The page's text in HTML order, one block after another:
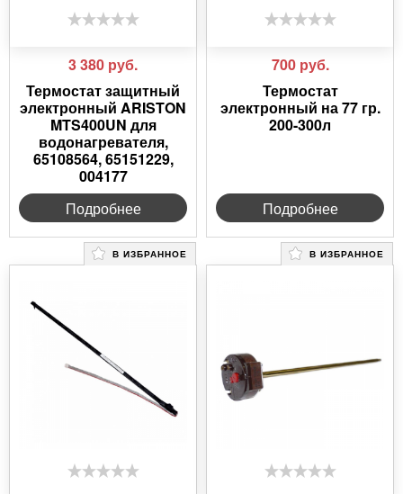
3 380 руб.
Термостат защитный
электронный ARISTON
MTS400UN для
водонагревателя,
65108564, 65151229,
004177
Подробнее
700 руб.
Термостат
электронный на 77 гр.
200-300л
Подробнее
В ИЗБРАННОЕ В ИЗБРАННОЕ